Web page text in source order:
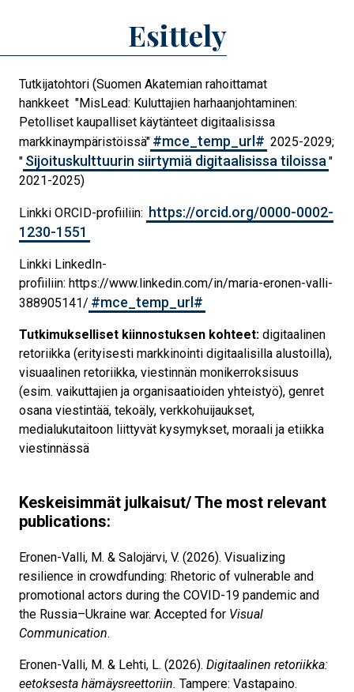
Esittely
Tutkijatohtori (Suomen Akatemian rahoittamat
hankkeet "MisLead: Kuluttajien harhaanjohtaminen:
Petolliset kaupalliset käytänteet digitaalisissa
markkinaympäristöissä" #mce_temp_url# 2025-2029;
" Sijoituskulttuurin siirtymiä digitaalisissa tiloissa "
2021-2025)
Linkki ORCID-profiiliin: https://orcid.org/0000-0002-
1230-1551
Linkki LinkedIn-
profiiliin: https://www.linkedin.com/in/maria-eronen-valli-
388905141/ #mce_temp_url#
Tutkimukselliset kiinnostuksen kohteet: digitaalinen
retoriikka (erityisesti markkinointi digitaalisilla alustoilla),
visuaalinen retoriikka, viestinnän monikerroksisuus
(esim. vaikuttajien ja organisaatioiden yhteistyö), genret
osana viestintää, tekoäly, verkkohuijaukset,
medialukutaitoon liittyvät kysymykset, moraali ja etiikka
viestinnässä
Keskeisimmät julkaisut/ The most relevant
publications:
Eronen-Valli, M. & Salojärvi, V. (2026). Visualizing
resilience in crowdfunding: Rhetoric of vulnerable and
promotional actors during the COVID-19 pandemic and
the Russia–Ukraine war. Accepted for Visual
Communication.
Eronen-Valli, M. & Lehti, L. (2026). Digitaalinen retoriikka:
eetoksesta hämäysreettoriin. Tampere: Vastapaino.